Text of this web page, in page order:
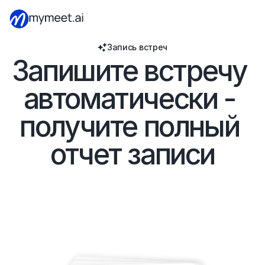
Запись встреч
Запишите встречу
автоматически -
получите полный
отчет записи